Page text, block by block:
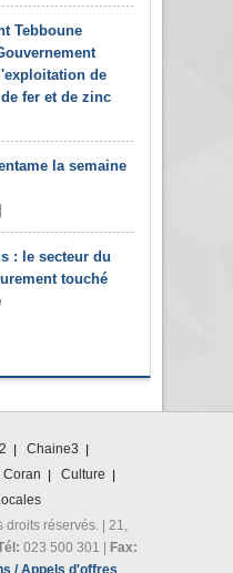
Tebboune
de
fer et de zinc
la semaine
: le secteur du
touché
Chaine3
Coran
Culture
réservés. | 21,
023 500 301 |
Fax: